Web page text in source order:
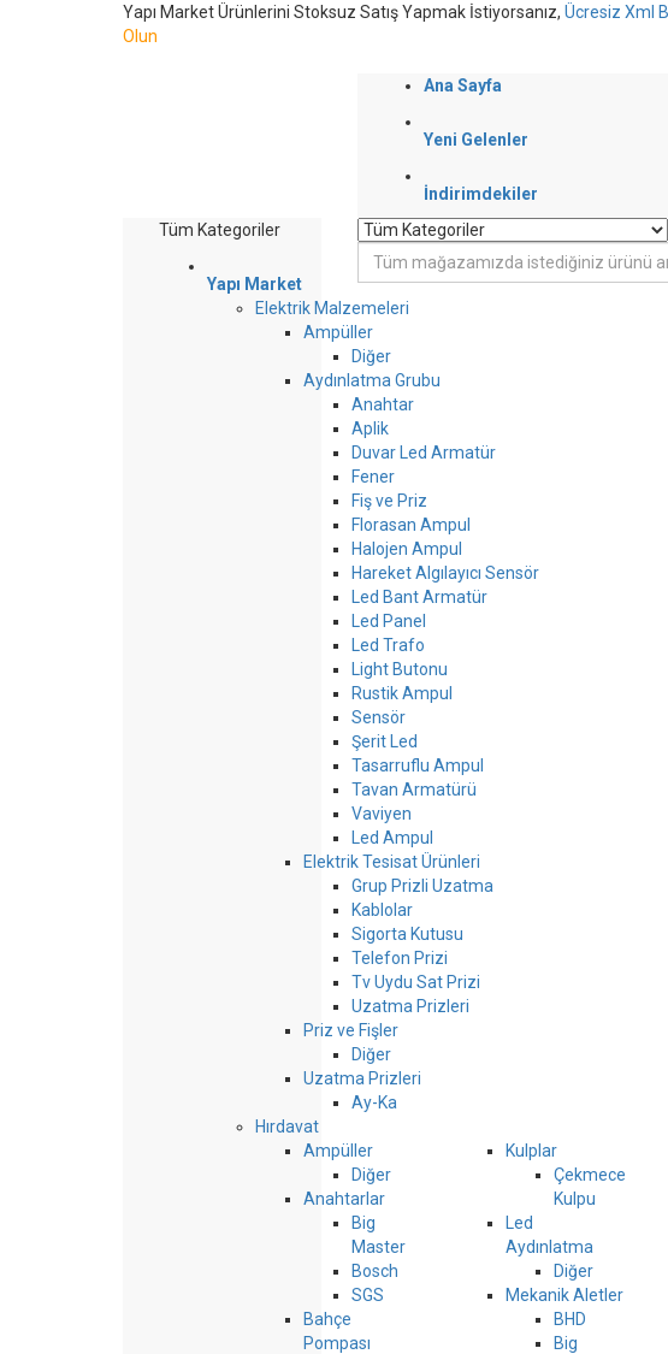
Yapı Market Ürünlerini Stoksuz Satış Yapmak İstiyorsanız, Ücresiz Xml
Olun
Ana Sayfa
Yeni Gelenler
İndirimdekiler
Tüm Kategoriler
Yapı Market
Elektrik Malzemeleri
Ampüller
Diğer
Aydınlatma Grubu
Anahtar
Aplik
Duvar Led Armatür
Fener
Fiş ve Priz
Florasan Ampul
Halojen Ampul
Hareket Algılayıcı Sensör
Led Bant Armatür
Led Panel
Led Trafo
Light Butonu
Rustik Ampul
Sensör
Şerit Led
Tasarruflu Ampul
Tavan Armatürü
Vaviyen
Led Ampul
Elektrik Tesisat Ürünleri
Grup Prizli Uzatma
Kablolar
Sigorta Kutusu
Telefon Prizi
Tv Uydu Sat Prizi
Uzatma Prizleri
Priz ve Fişler
Diğer
Uzatma Prizleri
Ay-Ka
Hırdavat
Ampüller
Diğer
Anahtarlar
Big
Master
Bosch
SGS
Bahçe
Pompası
Kulplar
Çekmece
Kulpu
Led
Aydınlatma
Diğer
Mekanik Aletler
BHD
Big